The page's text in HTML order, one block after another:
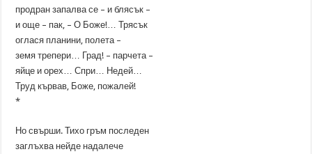
продран запалва се – и блясък –
и още – пак, – О Боже!… Трясък
оглася планини, полета –
земя трепери… Град! – парчета –
яйце и орех… Спри… Недей…
Труд кървав, Боже, пожалей!
*
Но свърши. Тихо гръм последен
заглъхва нейде надалече